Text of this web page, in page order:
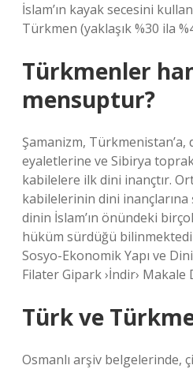
İslam’ın kayak secesini
Türkmen (yaklaşık %30 ila
Türkmenler
mensuptur?
Şamanizm, Türkmenistan’a,
eyaletlerine ve Sibirya
kabilelere ilk dini inançtır.
kabilelerinin dini inançlarına
dinin İslam’ın önündeki
hüküm sürdüğü
Sosyo-Ekonomik Yapı ve
Filater Gipark ›İndir› Makale
Türk ve
Osmanlı arşiv belgelerinde,